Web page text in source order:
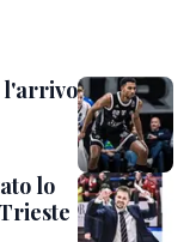
l'arrivo
lo